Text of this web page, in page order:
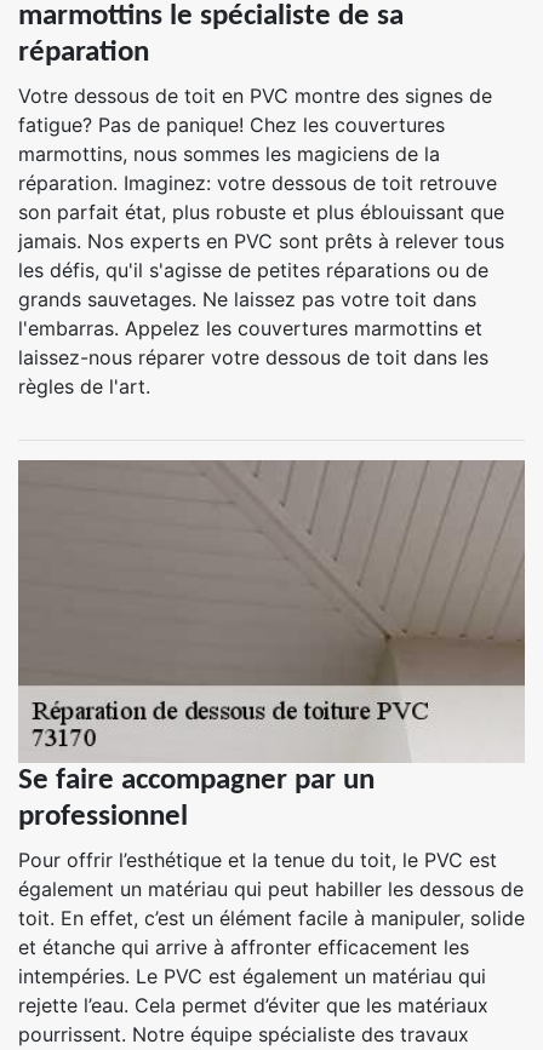
marmottins le spécialiste de sa
réparation
Votre dessous de toit en PVC montre des signes de
fatigue? Pas de panique! Chez les couvertures
marmottins, nous sommes les magiciens de la
réparation. Imaginez: votre dessous de toit retrouve
son parfait état, plus robuste et plus éblouissant que
jamais. Nos experts en PVC sont prêts à relever tous
les défis, qu'il s'agisse de petites réparations ou de
grands sauvetages. Ne laissez pas votre toit dans
l'embarras. Appelez les couvertures marmottins et
laissez-nous réparer votre dessous de toit dans les
règles de l'art.
Se faire accompagner par un
professionnel
Pour offrir l’esthétique et la tenue du toit, le PVC est
également un matériau qui peut habiller les dessous de
toit. En effet, c’est un élément facile à manipuler, solide
et étanche qui arrive à affronter efficacement les
intempéries. Le PVC est également un matériau qui
rejette l’eau. Cela permet d’éviter que les matériaux
pourrissent. Notre équipe spécialiste des travaux